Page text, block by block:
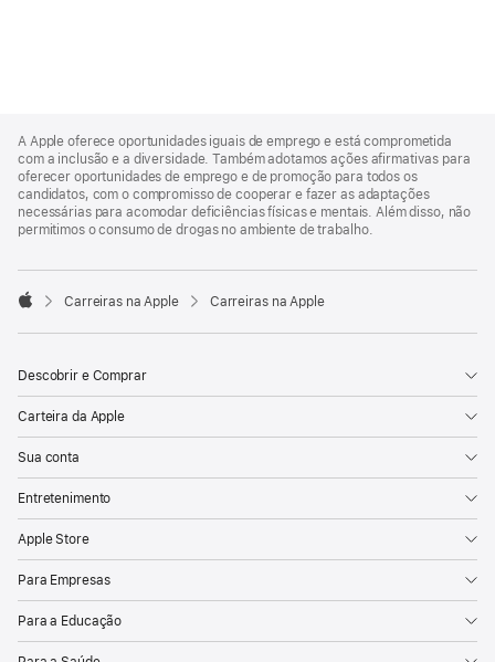
Footer
A Apple oferece oportunidades iguais de emprego e está comprometida
com a inclusão e a diversidade. Também adotamos ações afirmativas para
oferecer oportunidades de emprego e de promoção para todos os
candidatos, com o compromisso de cooperar e fazer as adaptações
necessárias para acomodar deficiências físicas e mentais. Além disso, não
permitimos o consumo de drogas no ambiente de trabalho.

Carreiras na Apple Carreiras na Apple
Descobrir e Comprar
Carteira da Apple
Sua conta
Entretenimento
Apple Store
Para Empresas
Para a Educação